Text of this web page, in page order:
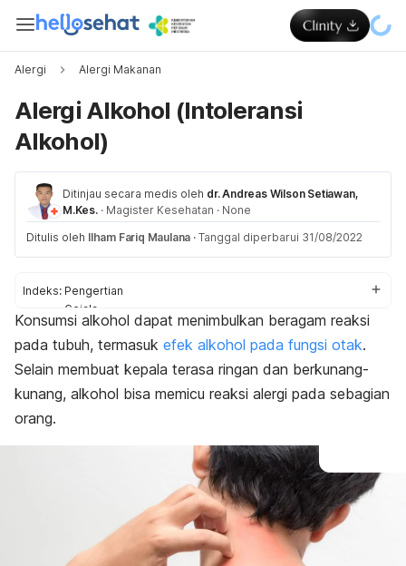
Alergi Alergi Makanan
Alergi Alkohol (Intoleransi
Alkohol)
Ditinjau secara medis oleh dr. Andreas Wilson Setiawan,
M.Kes. · Magister Kesehatan · None
Ditulis oleh Ilham Fariq Maulana · Tanggal diperbarui 31/08/2022
Indeks: Pengertian
Gejala
Penyebab
Diagnosis
Pengobatan
Konsumsi alkohol dapat menimbulkan beragam reaksi
pada tubuh, termasuk efek alkohol pada fungsi otak.
Selain membuat kepala terasa ringan dan berkunang-
kunang, alkohol bisa memicu reaksi alergi pada sebagian
orang.